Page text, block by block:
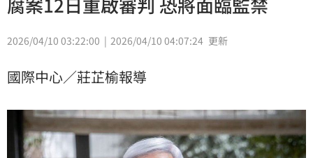
2026/04/10 03:22:00 2026/04/10 04:07:24 更新
國際中心／莊芷榆報導